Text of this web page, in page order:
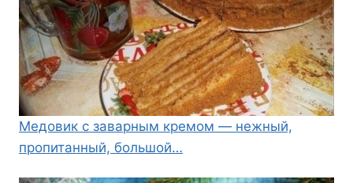
Медовик с заварным кремом — нежный,
пропитанный, большой…